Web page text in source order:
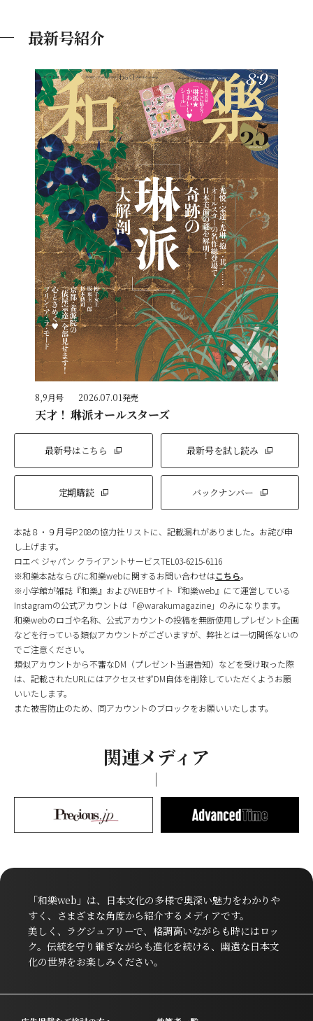
最新号紹介
8,9月号 2026.07.01発売
天才！ 琳派オールスターズ
最新号はこちら 最新号を試し読み
定期購読 バックナンバー
本誌８・９月号P.208の協力社リストに、記載漏れがありました。お詫び申
し上げます。
ロエベ ジャパン クライアントサービスTEL03-6215-6116
※和樂本誌ならびに和樂webに関するお問い合わせはこちら。
※小学館が雑誌『和樂』およびWEBサイト『和樂web』にて運営している
Instagramの公式アカウントは「@warakumagazine」のみになります。
和樂webのロゴや名称、公式アカウントの投稿を無断使用しプレゼント企画
などを行っている類似アカウントがございますが、弊社とは一切関係ないの
でご注意ください。
類似アカウントから不審なDM（プレゼント当選告知）などを受け取った際
は、記載されたURLにはアクセスせずDM自体を削除していただくようお願
いいたします。
また被害防止のため、同アカウントのブロックをお願いいたします。
関連メディア
「和樂web」は、日本文化の多様で奥深い魅力をわかりや
すく、さまざまな角度から紹介するメディアです。
美しく、ラグジュアリーで、格調高いながらも時にはロッ
ク。伝統を守り継ぎながらも進化を続ける、幽遠な日本文
化の世界をお楽しみください。